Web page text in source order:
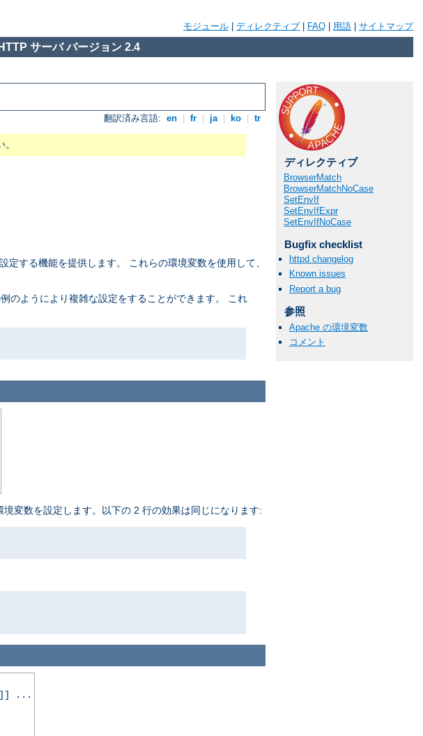
モジュール ディレクティブ FAQ 用語 サイトマップ
サーバ バージョン 2.4
翻訳済み言語: en fr ja ko tr
する機能を提供します。 これらの環境変数を使用して、
のようにより複雑な設定をすることができます。 これ
ディレクティブ
BrowserMatch
BrowserMatchNoCase
SetEnvIf
SetEnvIfExpr
SetEnvIfNoCase
Bugfix checklist
httpd changelog
Known issues
Report a bug
参照
Apache の環境変数
コメント
変数を設定します。以下の 2 行の効果は同じになります:
...